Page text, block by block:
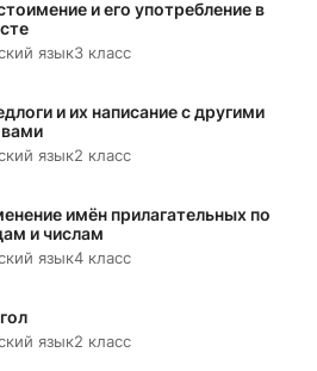
и его употребление в
язык3 класс
и их написание с другими
язык2 класс
имён прилагательных по
и числам
язык4 класс
язык2 класс